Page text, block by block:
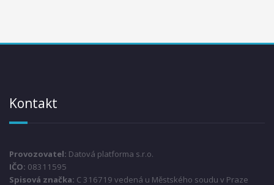
Kontakt
Provozovatel: Datová platforma s.r.o.
IČO: 08311595
Spisová značka: C 316719 vedená u Městského soudu v Praze